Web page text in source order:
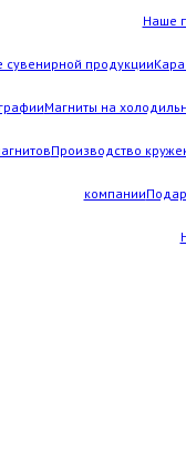
Наше
сувенирной продукции
Магниты на
Производство
компании